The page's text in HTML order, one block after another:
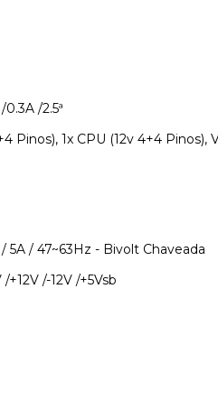
/2.5ª
Pinos), 1x CPU (12v 4+4 Pinos),
5A / 47~63Hz - Bivolt Chaveada
+12V /-12V /+5Vsb